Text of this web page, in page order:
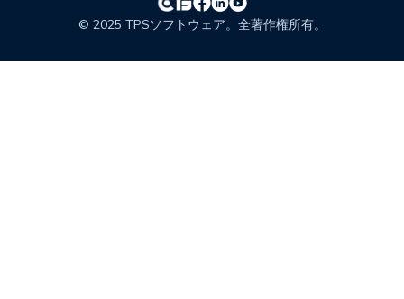
© 2025 TPSソフトウェア。全著作権所有。